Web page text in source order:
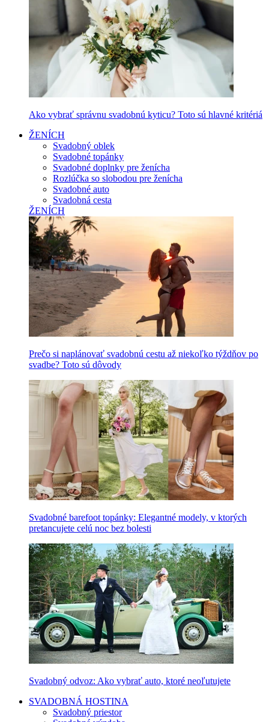
Ako vybrať správnu svadobnú kyticu? Toto sú hlavné kritériá
ŽENÍCH
Svadobný oblek
Svadobné topánky
Svadobné doplnky pre ženícha
Rozlúčka so slobodou pre ženícha
Svadobné auto
Svadobná cesta
ŽENÍCH
Prečo si naplánovať svadobnú cestu až niekoľko týždňov po
svadbe? Toto sú dôvody
Svadobné barefoot topánky: Elegantné modely, v ktorých
pretancujete celú noc bez bolesti
Svadobný odvoz: Ako vybrať auto, ktoré neoľutujete
SVADOBNÁ HOSTINA
Svadobný priestor